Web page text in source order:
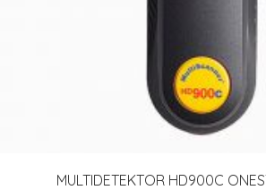
MULTIDETEKTOR HD900C